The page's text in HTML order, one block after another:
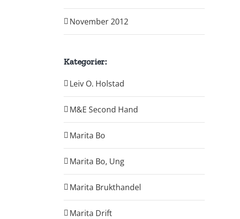
November 2012
Kategorier:
Leiv O. Holstad
M&E Second Hand
Marita Bo
Marita Bo, Ung
Marita Brukthandel
Marita Drift